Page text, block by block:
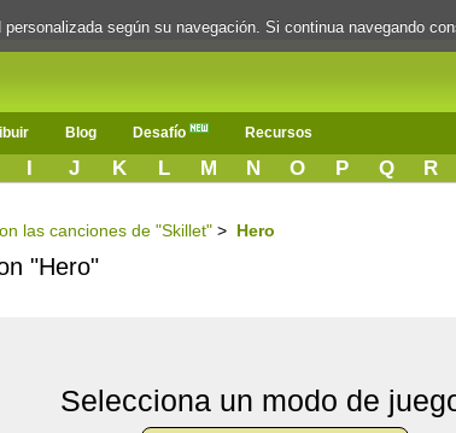
Blog Desafío Recursos
I J K L M N O P Q R
las canciones de "Skillet" > Hero
"Hero"
Selecciona un modo de
según su navegación. Si continua navegando